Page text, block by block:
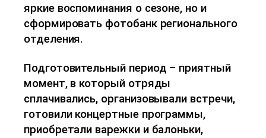
яркие воспоминания о сезоне, но и
сформировать фотобанк регионального
отделения.
Подготовительный период – приятный
момент, в который отряды
сплачивались, организовывали встречи,
готовили концертные программы,
приобретали варежки и балоньки,